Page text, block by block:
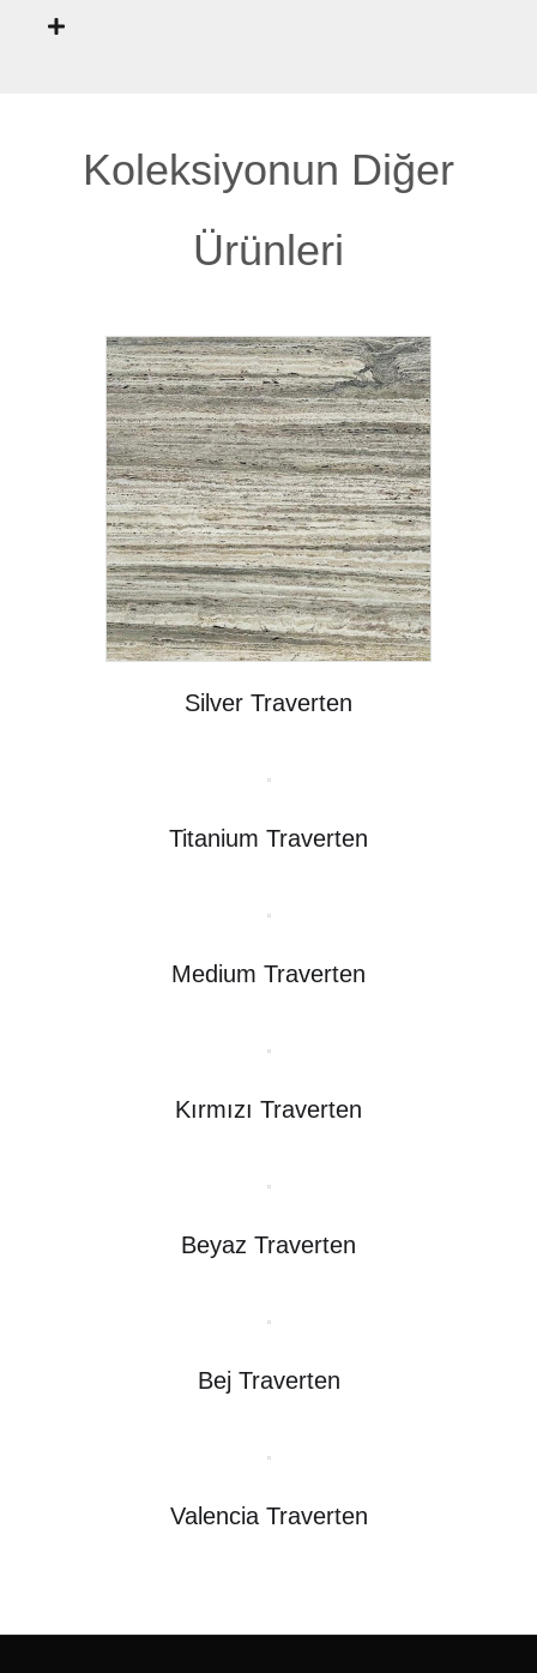
Koleksiyonun Diğer
Ürünleri
Silver Traverten
Titanium Traverten
Medium Traverten
Kırmızı Traverten
Beyaz Traverten
Bej Traverten
Valencia Traverten